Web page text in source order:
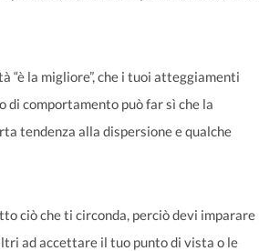
“è la migliore”, che i tuoi atteggiamenti
di comportamento può far sì che la
tendenza alla dispersione e qualche
ciò che ti circonda, perciò devi imparare
ad accettare il tuo punto di vista o le